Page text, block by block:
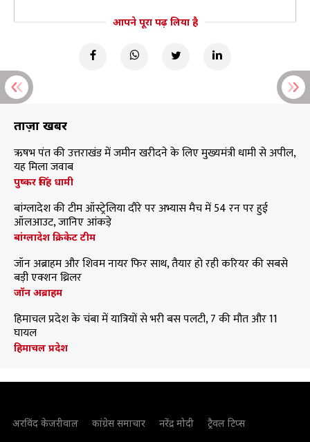
आपने पूरा पढ़ लिया है
ताज़ा खबरें
ऋषभ पंत की उत्तराखंड में जमीन खरीदने के लिए मुख्यमंत्री धामी से अपील,
यह मिला जवाब
पुष्कर सिंह धामी
बांग्लादेश की टीम ऑस्ट्रेलिया दौरे पर अभ्यास मैच में 54 रन पर हुई
ऑलआउट, जानिए आंकड़े
बांग्लादेश क्रिकेट टीम
जॉन अब्राहम और शिवम नायर फिर साथ, तैयार हो रही करियर की सबसे
बड़ी एक्शन थ्रिलर
जॉन अब्राहम
हिमाचल प्रदेश के चंबा में यात्रियों से भरी बस पलटी, 7 की मौत और 11
घायल
हिमाचल प्रदेश
अरविंद केजरीवाल कांग्रेस समाचार नरेंद्र मोदी ट्रैवल टिप्स